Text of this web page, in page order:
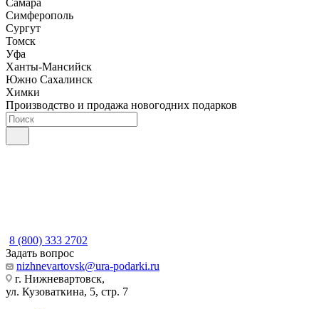
Самара
Симферополь
Сургут
Томск
Уфа
Ханты-Мансийск
Южно Сахалинск
Химки
Производство и продажа новогодних подарков
8 (800) 333 2702
Задать вопрос
nizhnevartovsk@ura-podarki.ru
г. Нижневартовск,
ул. Кузоваткина, 5, стр. 7